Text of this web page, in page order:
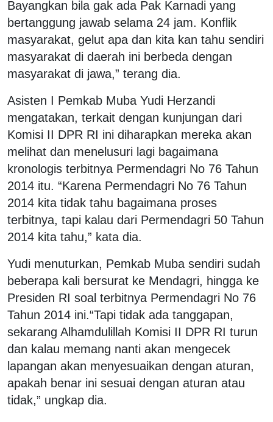
Bayangkan bila gak ada Pak Karnadi yang
bertanggung jawab selama 24 jam. Konflik
masyarakat, gelut apa dan kita kan tahu sendiri
masyarakat di daerah ini berbeda dengan
masyarakat di jawa,” terang dia.
Asisten I Pemkab Muba Yudi Herzandi
mengatakan, terkait dengan kunjungan dari
Komisi II DPR RI ini diharapkan mereka akan
melihat dan menelusuri lagi bagaimana
kronologis terbitnya Permendagri No 76 Tahun
2014 itu. “Karena Permendagri No 76 Tahun
2014 kita tidak tahu bagaimana proses
terbitnya, tapi kalau dari Permendagri 50 Tahun
2014 kita tahu,” kata dia.
Yudi menuturkan, Pemkab Muba sendiri sudah
beberapa kali bersurat ke Mendagri, hingga ke
Presiden RI soal terbitnya Permendagri No 76
Tahun 2014 ini.“Tapi tidak ada tanggapan,
sekarang Alhamdulillah Komisi II DPR RI turun
dan kalau memang nanti akan mengecek
lapangan akan menyesuaikan dengan aturan,
apakah benar ini sesuai dengan aturan atau
tidak,” ungkap dia.